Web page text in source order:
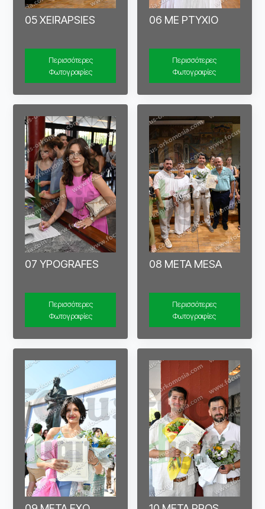
05 XEIRAPSIES
Περισσότερες
Φωτογραφίες
06 ME PTYXIO
Περισσότερες
Φωτογραφίες
07 YPOGRAFES
Περισσότερες
Φωτογραφίες
08 META MESA
Περισσότερες
Φωτογραφίες